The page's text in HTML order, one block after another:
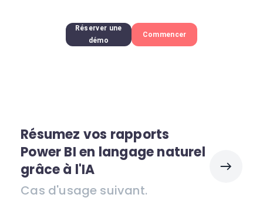
Réserver une
démo
Commencer
Résumez vos rapports
Power BI en langage naturel
grâce à l'IA
Cas d'usage suivant.